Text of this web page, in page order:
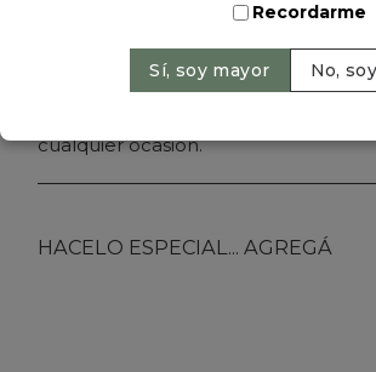
Ramo de rosas rojas importadas de
envuelto en papel premium black
cualquier ocasión.
HACELO ESPECIAL... AGREGÁ
Recordarme